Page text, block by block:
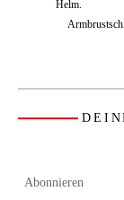
Abonnieren